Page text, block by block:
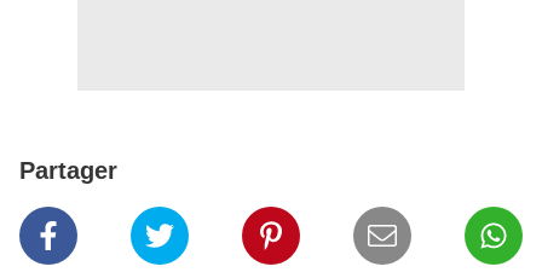
Partager